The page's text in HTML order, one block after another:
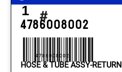
1
4786008002
4786008002
HOSE & TUBE ASSY-RETURN